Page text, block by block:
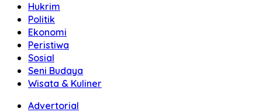
Hukrim
Politik
Ekonomi
Peristiwa
Sosial
Seni Budaya
Wisata & Kuliner
Advertorial